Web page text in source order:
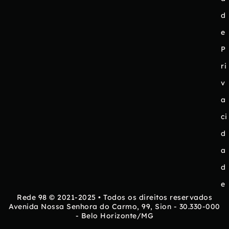
d
e
P
ri
v
a
ci
d
a
d
e
Rede 98 © 2021-2025 • Todos os direitos reservados
Avenida Nossa Senhora do Carmo, 99, Sion - 30.330-000
- Belo Horizonte/MG